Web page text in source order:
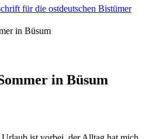
für die ostdeutschen Bistümer
in Büsum
in Büsum